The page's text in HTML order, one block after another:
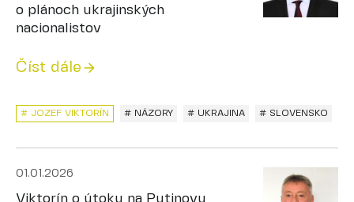
o plánoch ukrajinských
nacionalistov
Číst dále
# JOZEF VIKTORÍN # NÁZORY # UKRAJINA # SLOVENSKO
01.01.2026
Viktorín o útoku na Putinovu